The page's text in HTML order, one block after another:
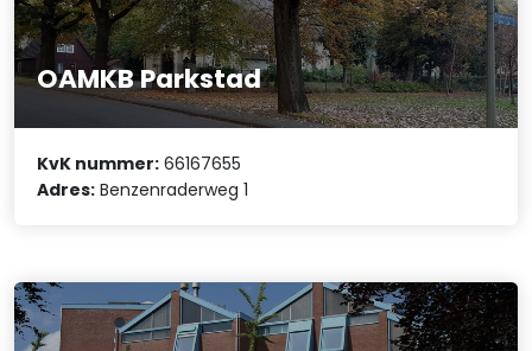
OAMKB Parkstad
KvK nummer: 66167655
Adres: Benzenraderweg 1